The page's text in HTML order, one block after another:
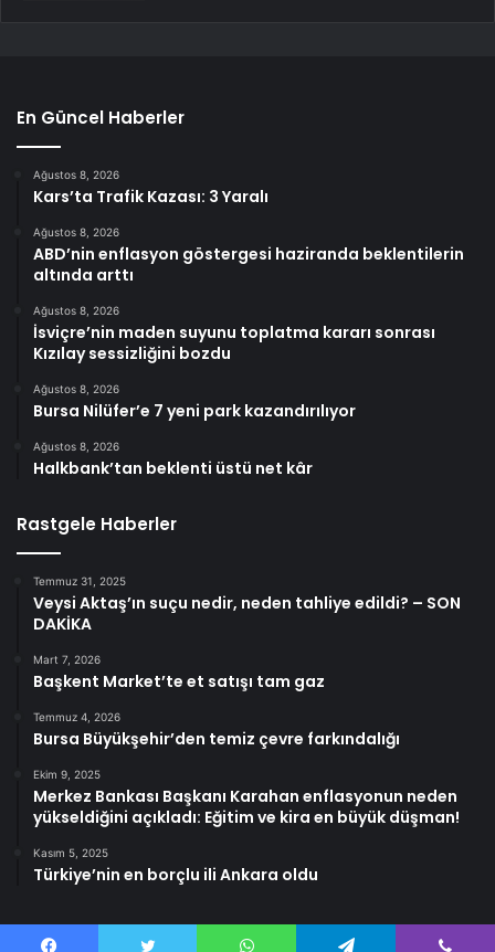
En Güncel Haberler
Ağustos 8, 2026
Kars’ta Trafik Kazası: 3 Yaralı
Ağustos 8, 2026
ABD’nin enflasyon göstergesi haziranda beklentilerin
altında arttı
Ağustos 8, 2026
İsviçre’nin maden suyunu toplatma kararı sonrası
Kızılay sessizliğini bozdu
Ağustos 8, 2026
Bursa Nilüfer’e 7 yeni park kazandırılıyor
Ağustos 8, 2026
Halkbank’tan beklenti üstü net kâr
Rastgele Haberler
Temmuz 31, 2025
Veysi Aktaş’ın suçu nedir, neden tahliye edildi? – SON
DAKİKA
Mart 7, 2026
Başkent Market’te et satışı tam gaz
Temmuz 4, 2026
Bursa Büyükşehir’den temiz çevre farkındalığı
Ekim 9, 2025
Merkez Bankası Başkanı Karahan enflasyonun neden
yükseldiğini açıkladı: Eğitim ve kira en büyük düşman!
Kasım 5, 2025
Türkiye’nin en borçlu ili Ankara oldu